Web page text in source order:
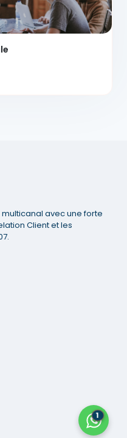
avec une forte
Client et les
1